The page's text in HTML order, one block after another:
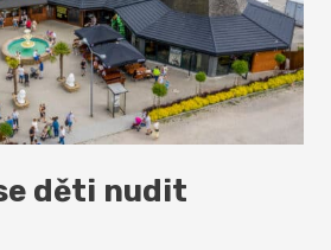
děti nudit